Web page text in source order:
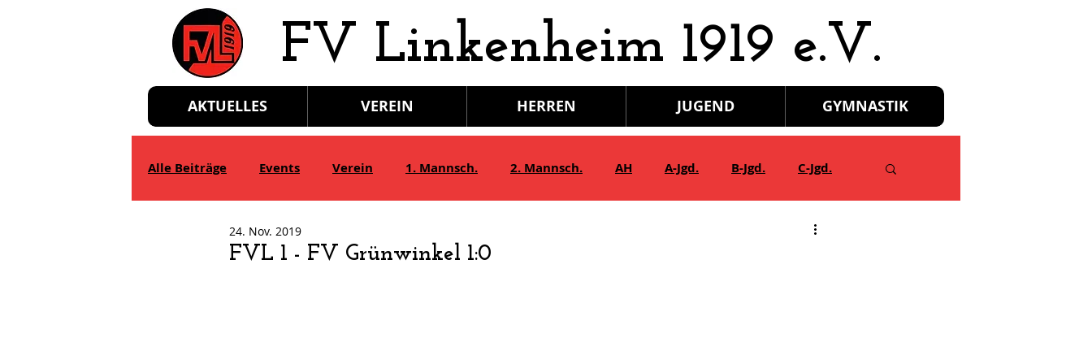
​FV Linkenheim 1919 e.V.
AKTUELLES VEREIN HERREN JUGEND GYMNASTIK
Alle Beiträge Events Verein 1. Mannsch. 2. Mannsch. AH A-Jgd. B-Jgd. C-Jgd.
E-Jgd.
FVL 1 - FV Grünwinkel 1:0
24. Nov. 2019